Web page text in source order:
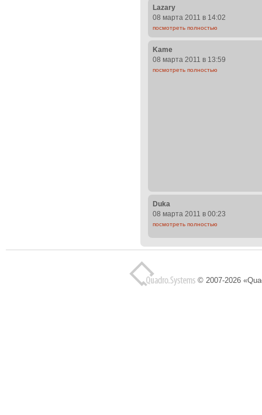
Lazary
08 марта 2011 в 14:02
посмотреть полностью
Kame
08 марта 2011 в 13:59
посмотреть полностью
Duka
08 марта 2011 в 00:23
посмотреть полностью
© 2007-2026